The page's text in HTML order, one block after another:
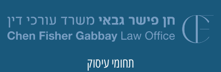
תחומי עיסוק